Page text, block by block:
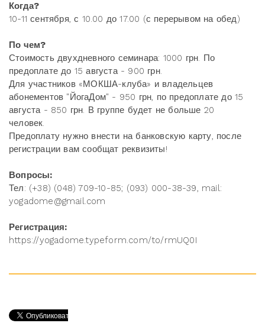
Когда?
10-11 сентября, с 10.00 до 17.00 (с перерывом на обед)
По чем?
Стоимость двухдневного семинара: 1000 грн. По
предоплате до 15 августа - 900 грн.
Для участников «МОКША-клуба» и владельцев
абонементов "ЙогаДом" - 950 грн, по предоплате до 15
августа - 850 грн. В группе будет не больше 20
человек.
Предоплату нужно внести на банковскую карту, после
регистрации вам сообщат реквизиты!
Вопросы:
Тел: (+38) (048) 709-10-85; (093) 000-38-39, mail:
yogadome@gmail.com
Регистрация:
https://yogadome.typeform.com/to/rmUQ0I